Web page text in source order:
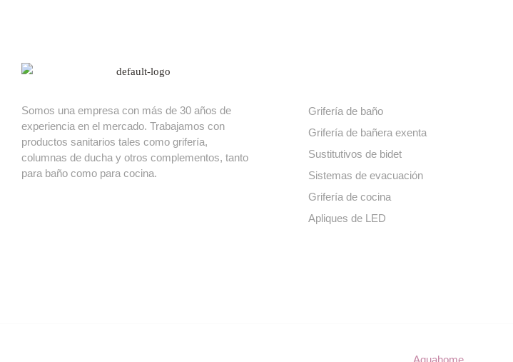
Somos una empresa con más de 30 años de
experiencia en el mercado. Trabajamos con
productos sanitarios tales como grifería,
columnas de ducha y otros complementos, tanto
para baño como para cocina.
Grifería de baño
Grifería de bañera exenta
Sustitutivos de bidet
Sistemas de evacuación
Grifería de cocina
Apliques de LED
Aquahome